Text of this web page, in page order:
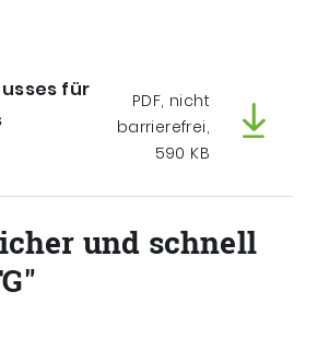
für
PDF, nicht
barrierefrei,
590 KB
und schnell